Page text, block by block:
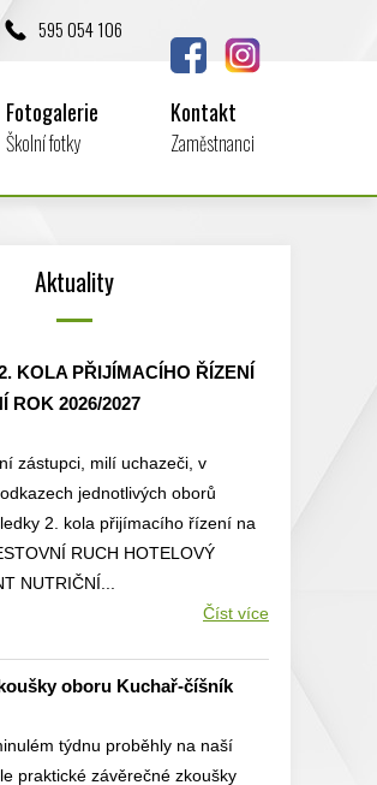
595 054 106
Fotogalerie
Školní fotky
Kontakt
Zaměstnanci
Aktuality
KOLA PŘIJÍMACÍHO ŘÍZENÍ
ROK 2026/2027
zástupci, milí uchazeči, v
jednotlivých oborů
2. kola přijímacího řízení na
RUCH HOTELOVÝ
NUTRIČNÍ...
Číst více
oboru Kuchař-číšník
týdnu proběhly na naší
praktické závěrečné zkoušky